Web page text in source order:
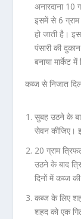
अनारदाना 10
इसमें से 6
हो जाती है।
पंसारी की
बनाया मार्केट में
कब्ज से निजात
सुबह उठने के
सेवन कीजिए।
20 ग्राम
उठने के बाद
दिनों में कब्ज
कब्ज के लिए
शहद को एक